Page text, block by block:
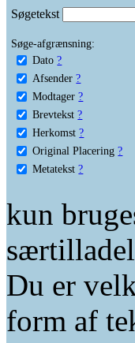
Søgetekst
Søge-afgrænsning:
Dato ?
Afsender ?
Modtager ?
Brevtekst ?
Herkomst ?
Original Placering ?
Metatekst ?
kun
Du er
form af